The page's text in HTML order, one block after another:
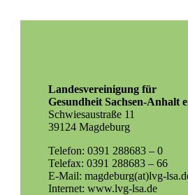
Landesvereinigung für
Gesundheit Sachsen-Anhalt
Schwiesaustraße 11
39124 Magdeburg
Telefon: 0391 288683 – 0
Telefax: 0391 288683 – 66
E-Mail: magdeburg(at)lvg-
Internet: www.lvg-lsa.de